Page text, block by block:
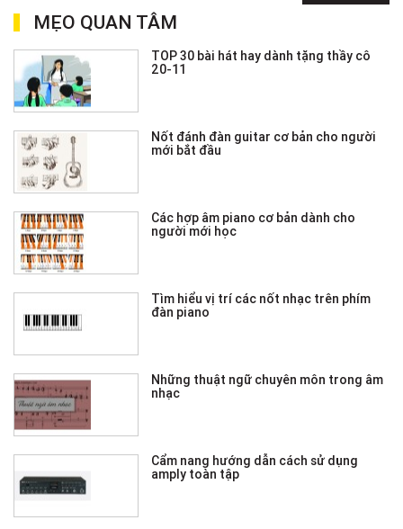
MẸO QUAN TÂM
TOP 30 bài hát hay dành tặng thầy cô
20-11
Nốt đánh đàn guitar cơ bản cho người
mới bắt đầu
Các hợp âm piano cơ bản dành cho
người mới học
Tìm hiểu vị trí các nốt nhạc trên phím
đàn piano
Những thuật ngữ chuyên môn trong âm
nhạc
Cẩm nang hướng dẫn cách sử dụng
amply toàn tập